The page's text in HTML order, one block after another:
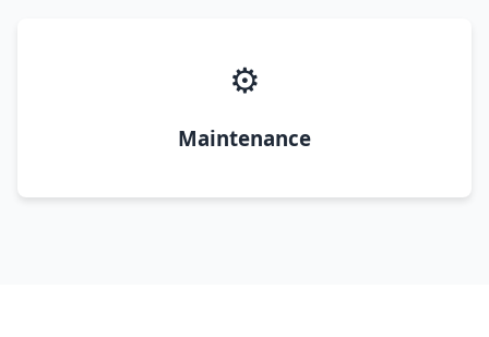
⚙️
Maintenance